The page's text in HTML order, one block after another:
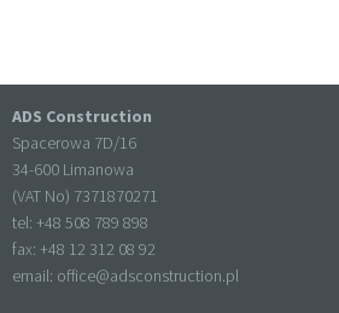
ADS Construction
Spacerowa 7D/16
34-600 Limanowa
(VAT No) 7371870271
tel: +48 508 789 898
fax: +48 12 312 08 92
email: office@adsconstruction.pl